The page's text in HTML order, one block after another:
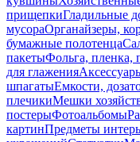
прищепкиГладильные
мусораОрганайзеры,
бумажные полотенца
пакетыФольга, пленка,
для глажения
шпагатыЕмкости,
плечикиМешки
постерыФотоальбомы
картинПредметы